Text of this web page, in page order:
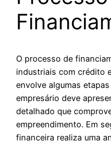
O processo de
industriais com crédito
envolve algumas
empresário deve
detalhado que
empreendimento. Em
financeira realiza uma